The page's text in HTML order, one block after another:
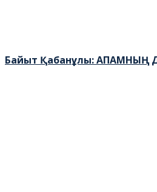
Байыт Қабанұлы: АПАМНЫҢ